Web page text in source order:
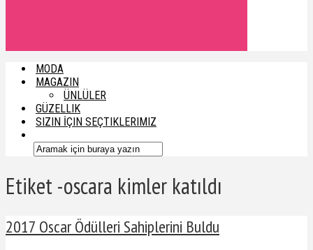
MODA
MAGAZIN
ÜNLÜLER
GÜZELLIK
SIZIN İÇIN SEÇTIKLERIMIZ
Etiket -oscara kimler katıldı
2017 Oscar Ödülleri Sahiplerini Buldu